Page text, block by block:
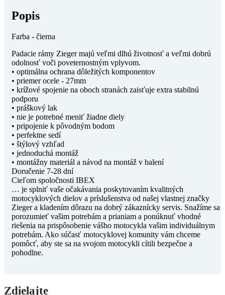
padacie
Popis
Farba - čierna
Padacie rámy Zieger majú veľmi dlhú životnosť a veľmi dobrú
odolnosť voči poveternostným vplyvom.
• optimálna ochrana dôležitých komponentov
• priemer ocele - 27mm
• krížové spojenie na oboch stranách zaisťuje extra stabilnú
podporu
• práškový lak
• nie je potrebné meniť žiadne diely
• pripojenie k pôvodným bodom
• perfektne sedí
• štýlový vzhľad
• jednoduchá montáž
• montážny materiál a návod na montáž v balení
Doručenie 7-28 dní
Cieľom spoločnosti IBEX
… je splniť vaše očakávania poskytovaním kvalitných
motocyklových dielov a príslušenstva od našej vlastnej značky
Zieger a kladením dôrazu na dobrý zákaznícky servis. Snažíme sa
porozumieť vašim potrebám a prianiam a ponúknuť vhodné
riešenia na prispôsobenie vášho motocykla vašim individuálnym
potrebám. Ako súčasť motocyklovej komunity vám chceme
pomôcť, aby ste sa na svojom motocykli cítili bezpečne a
pohodlne.
Zdielajte